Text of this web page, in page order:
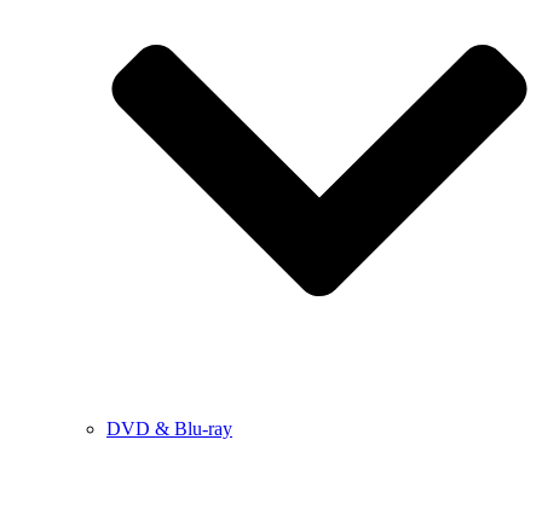
DVD & Blu-ray